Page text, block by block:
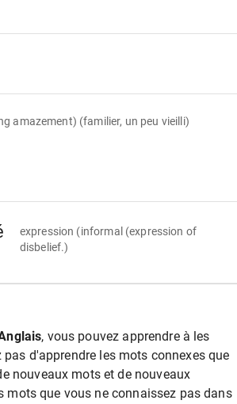
amazement) (familier, un peu vieilli)
expression (informal (expression of
disbelief.)
, vous pouvez apprendre à les
d'apprendre les mots connexes que
nouveaux mots et de nouveaux
que vous ne connaissez pas dans